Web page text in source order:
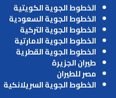
الخطوط الجوية الكويتية
الخطوط الجوية السعودية
الخطوط الجوية التركية
الخطوط الجوية الامارتية
الخطوط الجوية القطرية
طيران الجزيرة
مصر للطيران
الخطوط الجوية السريلانكية